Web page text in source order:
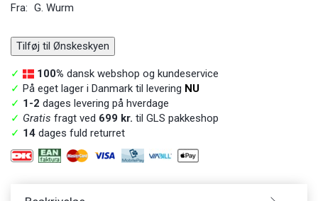
Fra: G. Wurm
Tilføj til Ønskeskyen
✓ 100% dansk webshop og kundeservice
✓ På eget lager i Danmark til levering NU
✓ 1-2 dages levering på hverdage
✓ Gratis fragt ved 699 kr. til GLS pakkeshop
✓ 14 dages fuld returret